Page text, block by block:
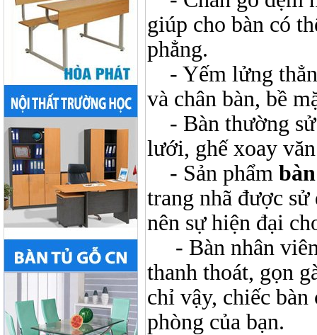
giúp cho bàn có
phẳng.
- Yếm lửng
và chân bàn, bề
- Bàn thường
lưới, ghế xoay
- Sản phẩm
trang nhã được
nên sự hiện đại
- Bàn nhân
thanh thoát, gọn
chỉ vậy, chiếc bàn
phòng của bạn.